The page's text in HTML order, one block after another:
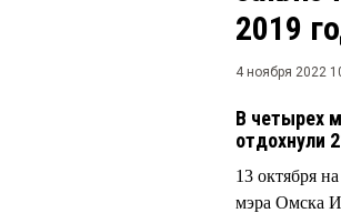
2019
4 ноября 2022
В четырех
отдохнули
13 октября
мэра Омска